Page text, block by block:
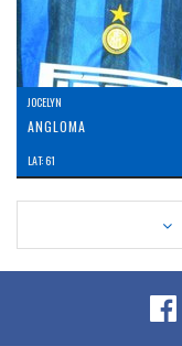
JOCELYN
ANGLOMA
LAT: 61